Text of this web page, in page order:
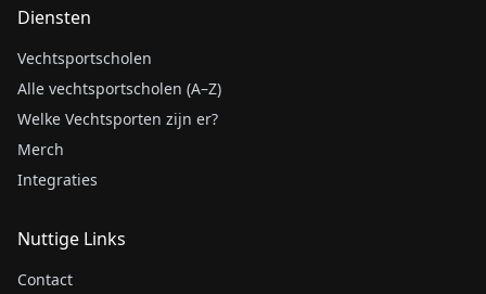
Diensten
Vechtsportscholen
Alle vechtsportscholen (A–Z)
Welke Vechtsporten zijn er?
Merch
Integraties
Nuttige Links
Contact